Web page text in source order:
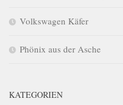
Volkswagen Käfer
Phönix aus der Asche
KATEGORIEN